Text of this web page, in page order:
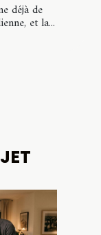
déjà de
et la...